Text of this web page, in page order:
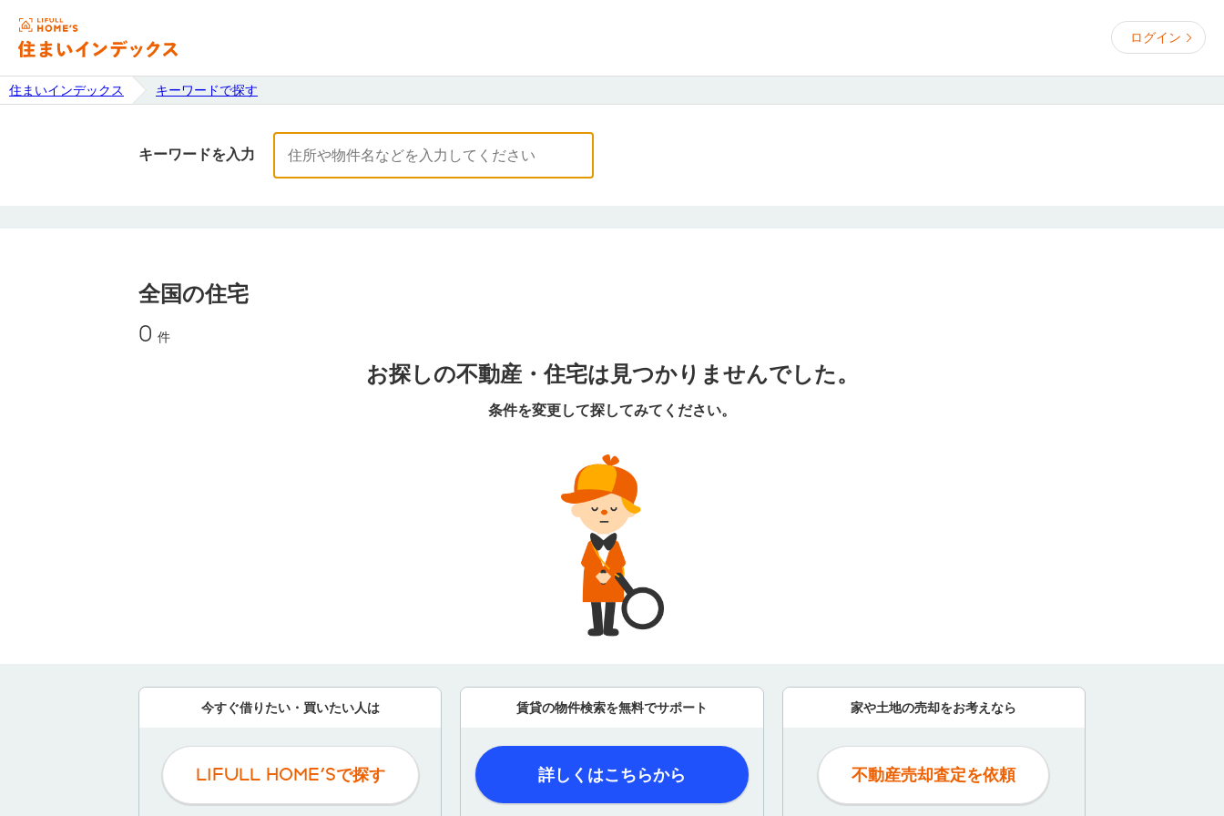
ログイン
住まいインデックス キーワードで探す
キーワードを入力
全国の住宅
0 件
お探しの不動産・住宅は 見つかりませんでした。
条件を変更して探してみてください。
今すぐ借りたい・買いたい人は
LIFULL HOME'Sで探す
賃貸の物件検索を無料でサポート
詳しくはこちらから
家や土地の売却をお考えなら
不動産売却査定を依頼